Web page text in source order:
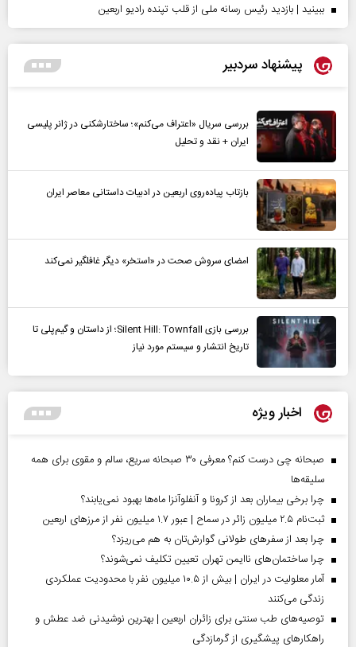
ببینید | بازدید رئیس رسانه ملی از قلب تپنده رادیو اربعین
پیشنهاد سردبیر
بررسی سریال «اعتراف می‌کنم»؛ ساختارشکنی در ژانر پلیسی
ایران + نقد و تحلیل
بازتاب پیاده‌روی اربعین در ادبیات داستانی معاصر ایران
امضای سروش صحت در «استخر» دیگر غافلگیر نمی‌کند
بررسی بازی Silent Hill: Townfall؛ از داستان و گیم‌پلی تا
تاریخ انتشار و سیستم مورد نیاز
اخبار ویژه
صبحانه چی درست کنم؟ معرفی ۳۰ صبحانه سریع، سالم و مقوی برای همه
سلیقه‌ها
چرا برخی بیماران بعد از کرونا و آنفلوآنزا ماه‌ها بهبود نمی‌یابند؟
ثبت‌نام ۲.۵ میلیون زائر در سماح | عبور ۱.۷ میلیون نفر از مرز‌های اربعین
چرا بعد از سفرهای طولانی گوارش‌تان به هم می‌ریزد؟
چرا ساختمان‌های ناایمن تهران تعیین تکلیف نمی‌شوند؟
آمار معلولیت در ایران | بیش از ۱۰.۵ میلیون نفر با محدودیت عملکردی
زندگی می‌کنند
توصیه‌های طب سنتی برای زائران اربعین | بهترین نوشیدنی ضد عطش و
راهکارهای پیشگیری از گرمازدگی